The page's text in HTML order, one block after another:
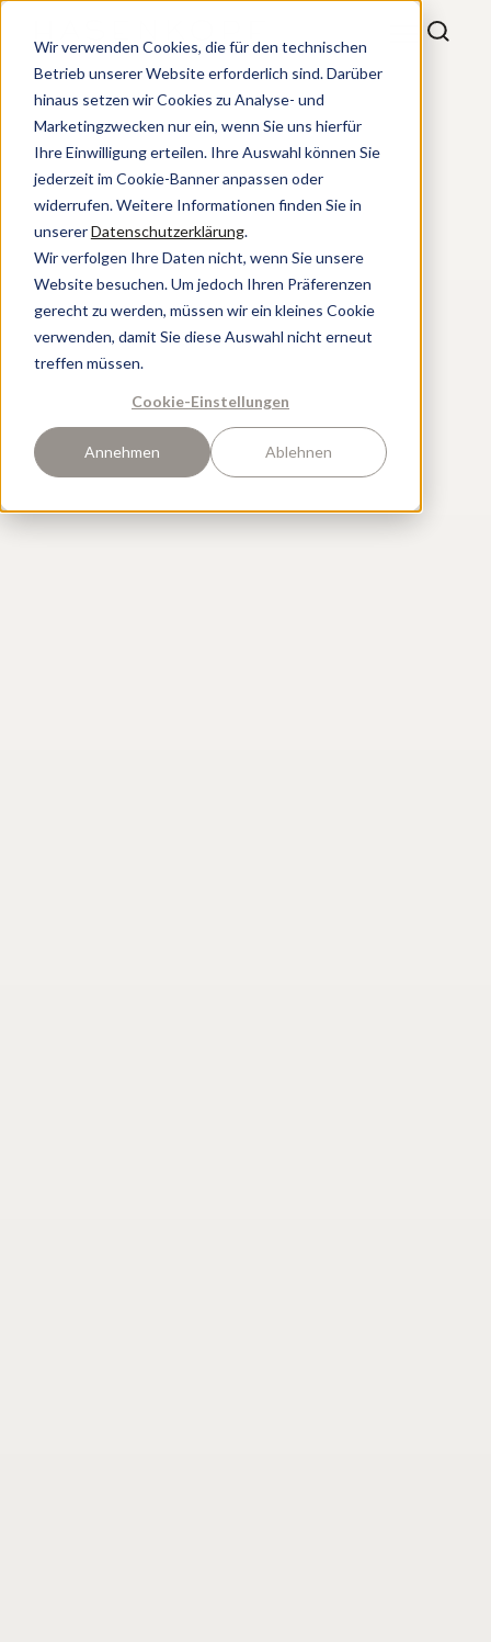
Wir verwenden Cookies, die für den technischen
Betrieb unserer Website erforderlich sind. Darüber
hinaus setzen wir Cookies zu Analyse- und
Marketingzwecken nur ein, wenn Sie uns hierfür
Ihre Einwilligung erteilen. Ihre Auswahl können Sie
jederzeit im Cookie-Banner anpassen oder
widerrufen. Weitere Informationen finden Sie in
unsererDatenschutzerklärung.
Wir verfolgen Ihre Daten nicht, wenn Sie unsere
Website besuchen. Um jedoch Ihren Präferenzen
gerecht zu werden, müssen wir ein kleines Cookie
verwenden, damit Sie diese Auswahl nicht erneut
treffen müssen.
Cookie-Einstellungen
Annehmen Ablehnen